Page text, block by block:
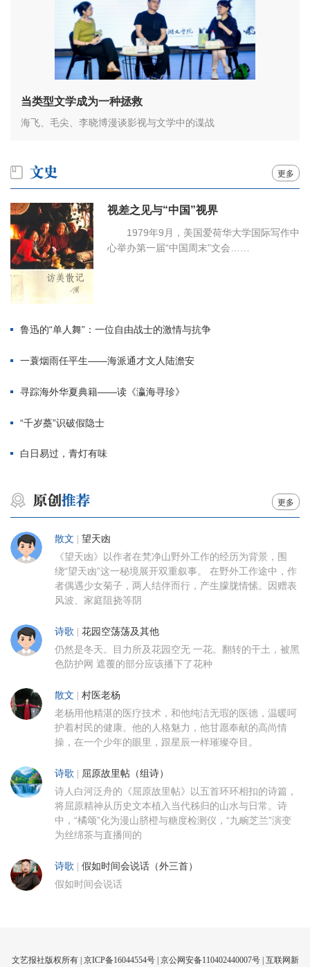
当类型文学成为一种拯救
海飞、毛尖、李晓博漫谈影视与文学中的谍战
更多
视差之见与“中国”视界
1979年9月，美国爱荷华大学国际写作中
心举办第一届“中国周末”文会……
鲁迅的“单人舞”：一位自由战士的激情与抗争
一蓑烟雨任平生——海派通才文人陆澹安
寻踪海外华夏典籍——读《瀛海寻珍》
“千岁蘽”识破假隐士
白日易过，青灯有味
更多
散文 | 望天凼
《望天凼》以作者在梵净山野外工作的经历为背景，围
绕“望天凼”这一秘境展开双重叙事。 在野外工作途中，作
者偶遇少女菊子，两人结伴而行，产生朦胧情愫。因赠表
风波、家庭阻挠等阴
诗歌 | 花园空荡荡及其他
仍然是冬天。目力所及花园空无 一花。翻转的干土，被黑
色防护网 遮覆的部分应该播下了花种
散文 | 村医老杨
老杨用他精湛的医疗技术，和他纯洁无瑕的医德，温暖呵
护着村民的健康。他的人格魅力，他甘愿奉献的高尚情
操，在一个少年的眼里，跟星辰一样璀璨夺目。
诗歌 | 屈原故里帖（组诗）
诗人白河泛舟的《屈原故里帖》以五首环环相扣的诗篇，
将屈原精神从历史文本植入当代秭归的山水与日常。诗
中，“橘颂”化为漫山脐橙与糖度检测仪，“九畹芝兰”演变
为丝绵茶与直播间的
诗歌 | 假如时间会说话（外三首）
假如时间会说话
文艺报社版权所有 | 京ICP备16044554号| 京公网安备110402440007号 | 互联网新